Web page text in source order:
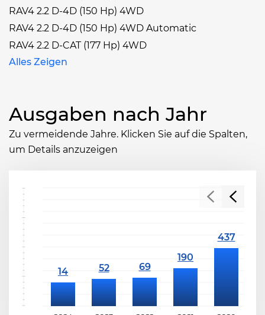
RAV4 2.2 D-4D (150 Hp) 4WD
RAV4 2.2 D-4D (150 Hp) 4WD Automatic
RAV4 2.2 D-CAT (177 Hp) 4WD
Alles Zeigen
Ausgaben nach Jahr
Zu vermeidende Jahre. Klicken Sie auf die Spalten,
um Details anzuzeigen